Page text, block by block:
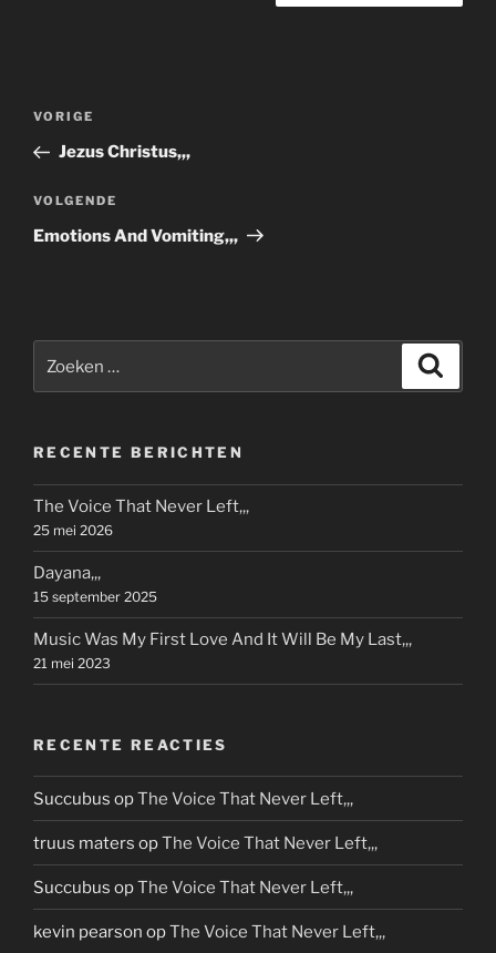
Bericht
Vorig
bericht
VORIGE
Jezus Christus,,,
Volgend
bericht
VOLGENDE
Emotions And Vomiting,,,
naar:
RECENTE BERICHTEN
The Voice That Never Left,,,
25 mei 2026
Dayana,,,
15 september 2025
Music Was My First Love And It Will Be My Last,,,
21 mei 2023
RECENTE REACTIES
Succubus opThe Voice That Never Left,,,
truus maters opThe Voice That Never Left,,,
Succubus opThe Voice That Never Left,,,
kevin pearson opThe Voice That Never Left,,,